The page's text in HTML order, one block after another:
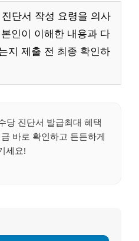
단서 작성 요령을 의사
인이 이해한 내용과 다
지 제출 전 최종 확인하
당 진단서 발급최대 혜택
바로 확인하고 든든하게
세요!